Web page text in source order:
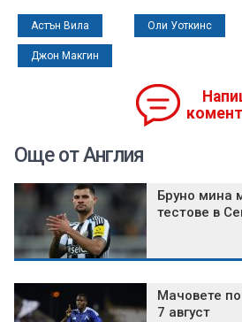
Астън Вила Оли Уоткинс
Джон Макгин
Още от Англия
Бруно мина
тестове в
Мачовете
7 август